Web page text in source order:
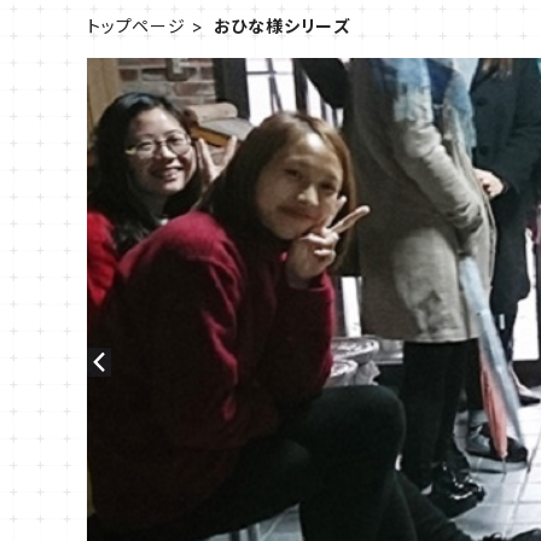
トップページ おひな様シリーズ